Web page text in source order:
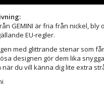
GEMINI är fria från nickel, bly
EU-regler.
med glittrande stenar som
designen gör dem lika
du vill känna dig lite extra